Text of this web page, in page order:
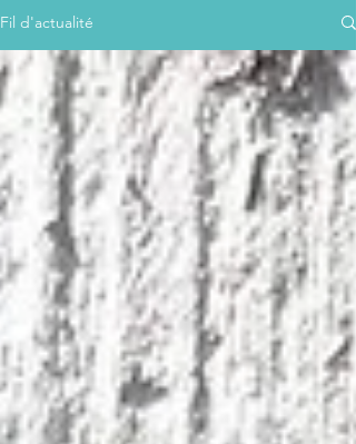
Fil d'actualité